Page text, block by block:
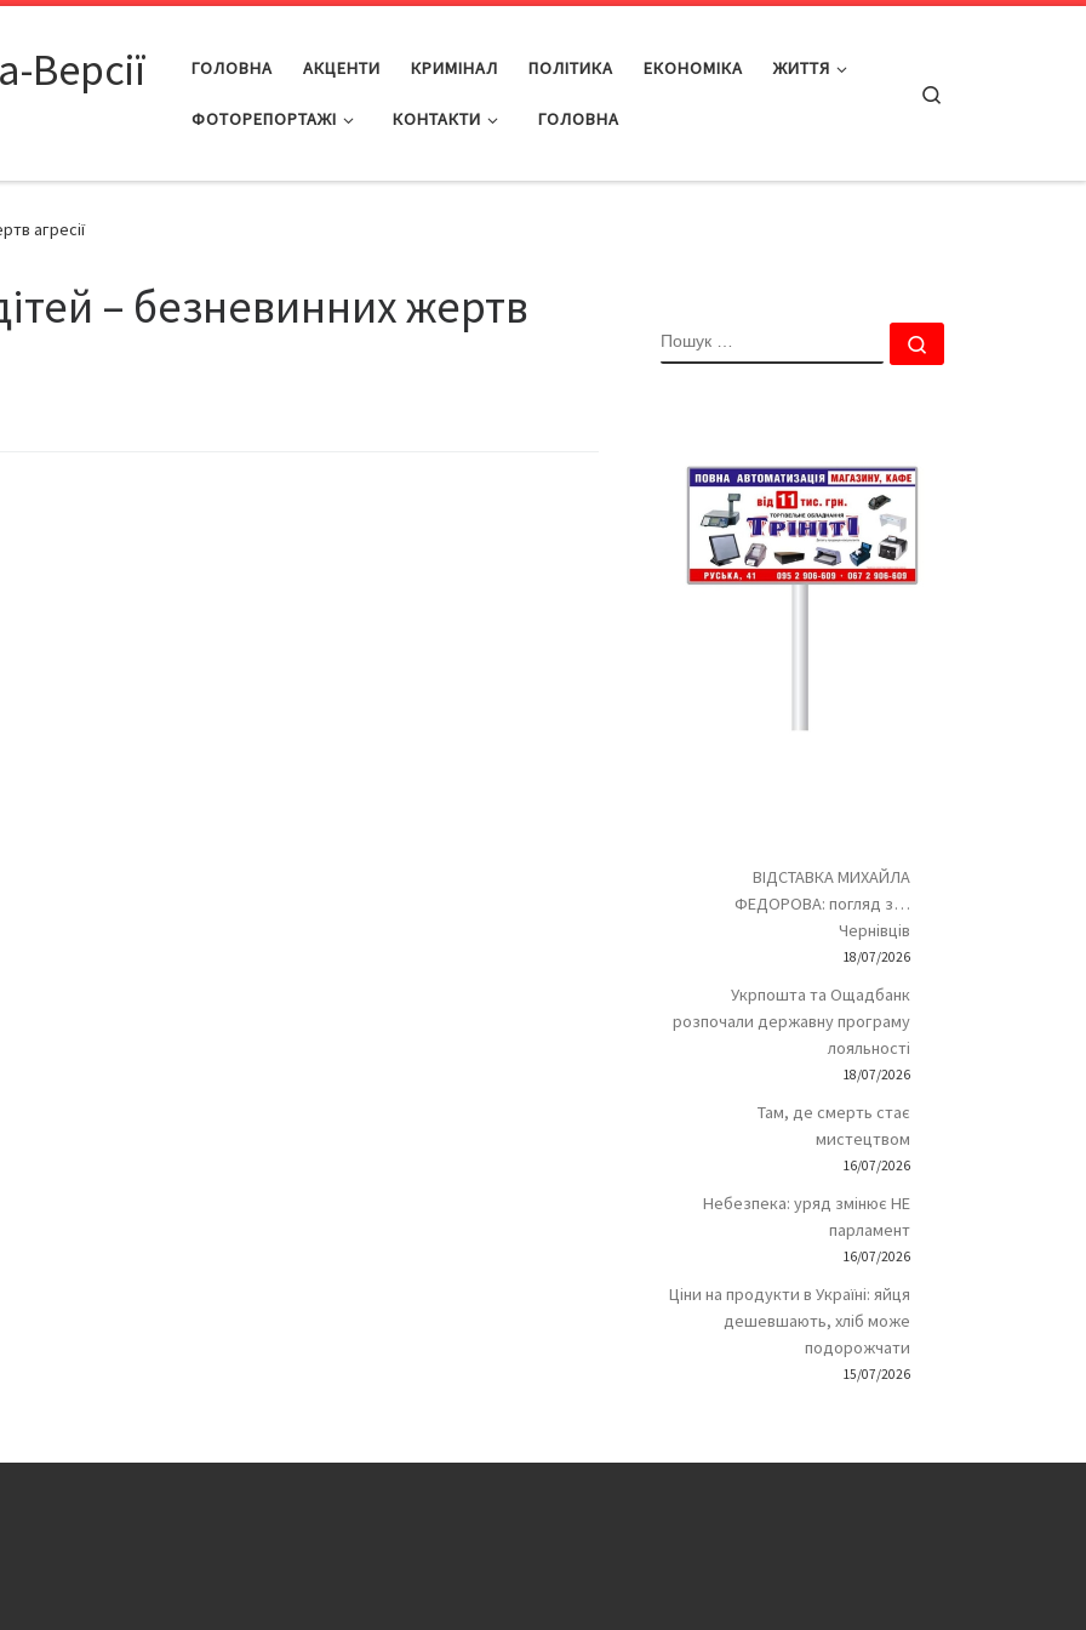
Версії ГОЛОВНА АКЦЕНТИ КРИМІНАЛ ПОЛІТИКА ЕКОНОМІКА ЖИТТЯ
ФОТОРЕПОРТАЖІ КОНТАКТИ ГОЛОВНА
агресії
– безневинних жертв
ПОШУК
ВІДСТАВКА МИХАЙЛА
ФЕДОРОВА: погляд з…
Чернівців
18/07/2026
Укрпошта та Ощадбанк
розпочали державну програму
лояльності
18/07/2026
Там, де смерть стає
мистецтвом
16/07/2026
Небезпека: уряд змінює НЕ
парламент
16/07/2026
Ціни на продукти в Україні: яйця
дешевшають, хліб може
подорожчати
15/07/2026